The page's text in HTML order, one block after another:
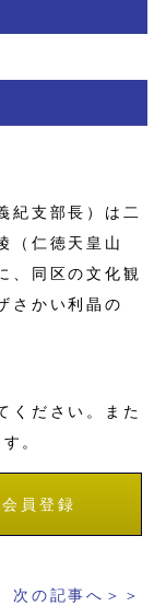
紀支部長）は二
（仁徳天皇山
、同区の文化観
さかい利晶の
ください。また
。
会員登録
次の記事へ＞＞